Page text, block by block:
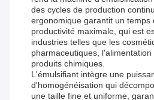
des cycles de production
ergonomique garantit un temps
productivité maximale, qui est
industries telles que les
pharmaceutiques,
produits chimiques.
L'émulsifiant intègre une
d'homogénéisation qui
une taille fine et uniforme,